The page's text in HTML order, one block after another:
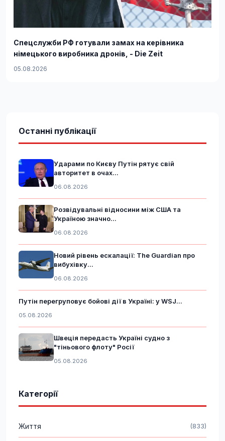
Спецслужби РФ готували замах на керівника
німецького виробника дронів, - Die Zeit
05.08.2026
Останні публікації
Ударами по Києву Путін рятує свій
авторитет в очах...
06.08.2026
Розвідувальні відносини між США та
Україною значно...
06.08.2026
Новий рівень ескалації: The Guardian про
вибухівку...
06.08.2026
Путін перегруповує бойові дії в Україні: у WSJ...
05.08.2026
Швеція передасть Україні судно з
"тіньового флоту" Росії
05.08.2026
Категорії
Життя (833)